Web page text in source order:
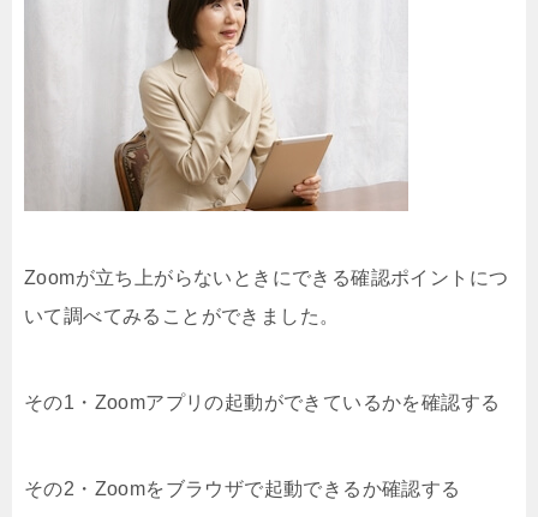
Zoomが立ち上がらないときにできる確認ポイントにつ
いて調べてみることができました。
その1・Zoomアプリの起動ができているかを確認する
その2・Zoomをブラウザで起動できるか確認する